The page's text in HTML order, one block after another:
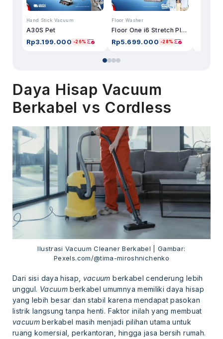
Hand Stick Vacuum
A30S Pet
Rp3.199.000 -26%
Floor Washer
Floor One i6 Stretch Plus II
Rp5.699.000 -28%
Daya Hisap Vacuum
Berkabel vs Cordless
Ilustrasi Vacuum Cleaner Berkabel | Gambar:
Pexels.com/@tima-miroshnichenko
Dari sisi daya hisap, vacuum berkabel cenderung lebih
unggul. Vacuumberkabel umumnya memiliki daya hisap
yang lebih besar dan stabil karena mendapat pasokan
listrik langsung tanpa henti. Faktor inilah yang membuat
vacuum berkabel masih menjadi pilihan utama untuk
ruang komersial, perkantoran, hingga jasa bersih rumah.